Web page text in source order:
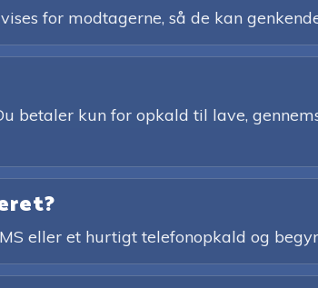
for modtagerne, så de kan
betaler kun for opkald til lave,
eller et hurtigt telefonopkald og